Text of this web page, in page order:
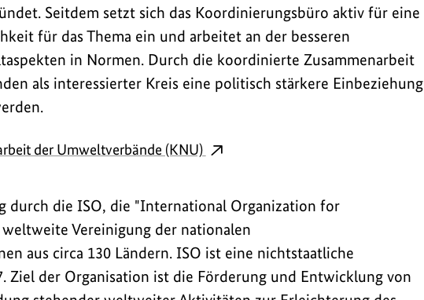
Seitdem setzt sich das Koordinierungsbüro aktiv für eine
für das Thema ein und arbeitet an der besseren
in Normen. Durch die koordinierte Zusammenarbeit
als interessierter Kreis eine politisch stärkere Einbeziehung
der Umweltverbände (KNU)
durch die ISO, die "International Organization for
weltweite Vereinigung der nationalen
aus circa 130 Ländern. ISO ist eine nichtstaatliche
Ziel der Organisation ist die Förderung und Entwicklung von